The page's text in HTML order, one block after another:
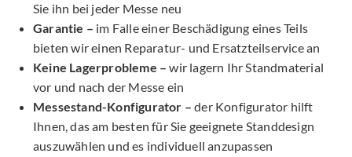
Sie ihn bei jeder Messe neu
Garantie – im Falle einer Beschädigung eines Teils
bieten wir einen Reparatur- und Ersatzteilservice an
Keine Lagerprobleme – wir lagern Ihr Standmaterial
vor und nach der Messe ein
Messestand-Konfigurator – der Konfigurator hilft
Ihnen, das am besten für Sie geeignete Standdesign
auszuwählen und es individuell anzupassen